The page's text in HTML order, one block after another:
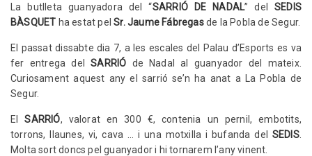
La butlleta guanyadora del “SARRIÓ DE NADAL” del SEDIS
BÀSQUET ha estat pelSr. Jaume Fábregasde la Pobla de Segur.
El passat dissabte dia 7, a les escales del Palau d’Esports es va
fer entrega delSARRIÓ de Nadal al guanyador del mateix.
Curiosament aquest any el sarrió se’n ha anat a La Pobla de
Segur.
ElSARRIÓ, valorat en 300 €, contenia un pernil, embotits,
torrons, llaunes, vi, cava … i una motxilla i bufanda del SEDIS.
Molta sort doncs pel guanyador i hi tornarem l’any vinent.